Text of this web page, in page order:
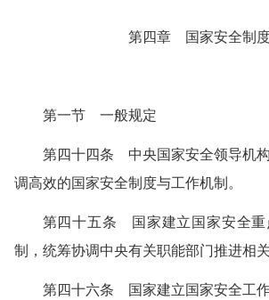
第四章 国家安全制
第一节 一般规定
第四十四条 中央国家安全领导机
调高效的国家安全制度与工作机制。
第四十五条 国家建立国家安全重
制，统筹协调中央有关职能部门推进相关
第四十六条 国家建立国家安全工